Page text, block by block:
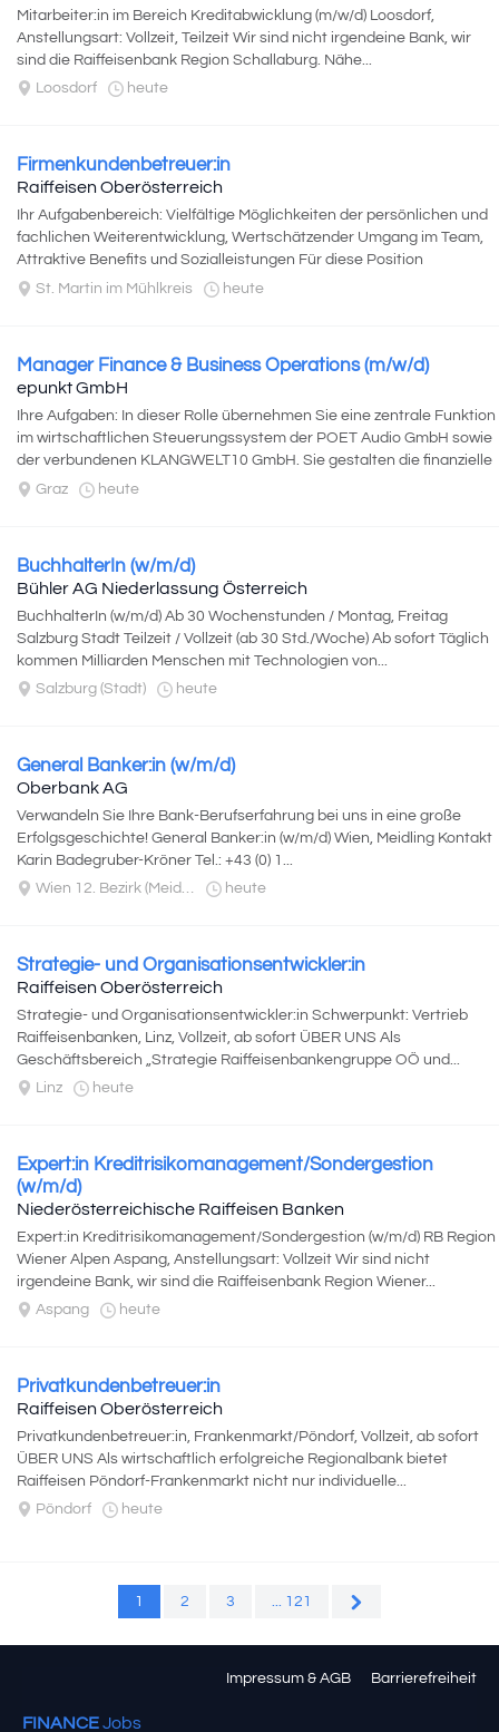
Mitarbeiter:in im Bereich Kreditabwicklung (m/w/d) Loosdorf,
Anstellungsart: Vollzeit, Teilzeit Wir sind nicht irgendeine Bank, wir
sind die Raiffeisenbank Region Schallaburg. Nähe...
Loosdorf
heute
Firmenkundenbetreuer:in
Raiffeisen Oberösterreich
Ihr Aufgabenbereich: Vielfältige Möglichkeiten der persönlichen und
fachlichen Weiterentwicklung, Wertschätzender Umgang im Team,
Attraktive Benefits und Sozialleistungen Für diese Position
garantieren wir ein attraktives...
St. Martin im Mühlkreis heute
Manager Finance & Business Operations (m/w/d)
epunkt GmbH
Ihre Aufgaben: In dieser Rolle übernehmen Sie eine zentrale Funktion
im wirtschaftlichen Steuerungssystem der POET Audio GmbH sowie
der verbundenen KLANGWELT10 GmbH. Sie gestalten die finanzielle
Transparenz, Effizienz...
Graz heute
BuchhalterIn (w/m/d)
Bühler AG Niederlassung Österreich
BuchhalterIn (w/m/d) Ab 30 Wochenstunden / Montag, Freitag
Salzburg Stadt Teilzeit / Vollzeit (ab 30 Std./Woche) Ab sofort Täglich
kommen Milliarden Menschen mit Technologien von...
Salzburg (Stadt)
heute
General Banker:in (w/m/d)
Oberbank AG
Verwandeln Sie Ihre Bank-Berufserfahrung bei uns in eine große
Erfolgsgeschichte! General Banker:in (w/m/d) Wien, Meidling Kontakt
Karin Badegruber-Kröner Tel.: +43 (0) 1...
Wien 12. Bezirk (Meidling)
heute
Strategie- und Organisationsentwickler:in
Raiffeisen Oberösterreich
Strategie- und Organisationsentwickler:in Schwerpunkt: Vertrieb
Raiffeisenbanken, Linz, Vollzeit, ab sofort ÜBER UNS Als
Geschäftsbereich „Strategie Raiffeisenbankengruppe OÖ und...
Linz
heute
Expert:in Kreditrisikomanagement/Sondergestion
(w/m/d)
Niederösterreichische Raiffeisen Banken
Expert:in Kreditrisikomanagement/Sondergestion (w/m/d) RB Region
Wiener Alpen Aspang, Anstellungsart: Vollzeit Wir sind nicht
irgendeine Bank, wir sind die Raiffeisenbank Region Wiener...
Aspang
heute
Privatkundenbetreuer:in
Raiffeisen Oberösterreich
Privatkundenbetreuer:in, Frankenmarkt/Pöndorf, Vollzeit, ab sofort
ÜBER UNS Als wirtschaftlich erfolgreiche Regionalbank bietet
Raiffeisen Pöndorf-Frankenmarkt nicht nur individuelle...
Pöndorf
heute
1 2 3 ... 121
Impressum & AGB Barrierefreiheit
FINANCEJobs